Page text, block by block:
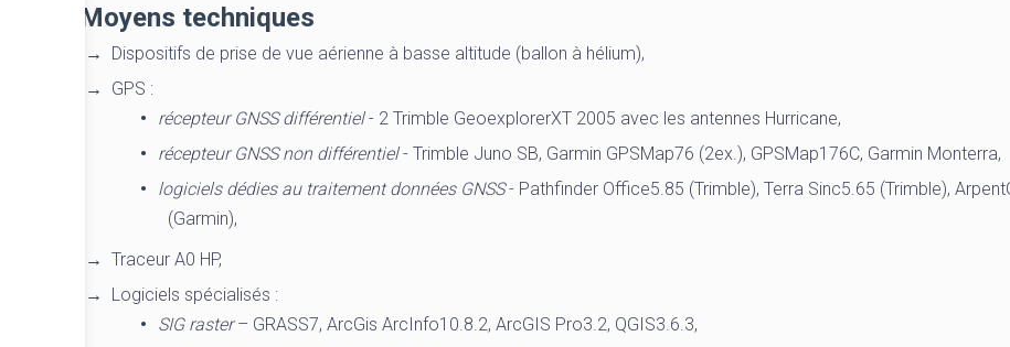
Moyens techniques
Dispositifs de prise de vue aérienne à basse altitude (ballon à hélium),
GPS :
récepteur GNSS différentiel- 2 Trimble GeoexplorerXT 2005 avec les antennes Hurricane,
récepteur GNSS non différentiel- Trimble Juno SB, Garmin GPSMap76 (2ex.), GPSMap176C, Garmin Monterra,
logiciels dédies au traitement données GNSS- Pathfinder Office5.85 (Trimble), Terra Sinc5.65 (Trimble),
(Garmin),
Traceur A0 HP,
Logiciels spécialisés :
SIG raster– GRASS7, ArcGis ArcInfo10.8.2, ArcGIS Pro3.2, QGIS3.6.3,